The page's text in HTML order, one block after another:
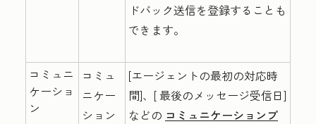
ドバック送信を登録することも
できます。
コミュニ
ケーショ
ン
コミュ
ニケー
ション
[エージェントの最初の対応時
間]、[最後のメッセージ受信日]
などの コミュニケーションプ